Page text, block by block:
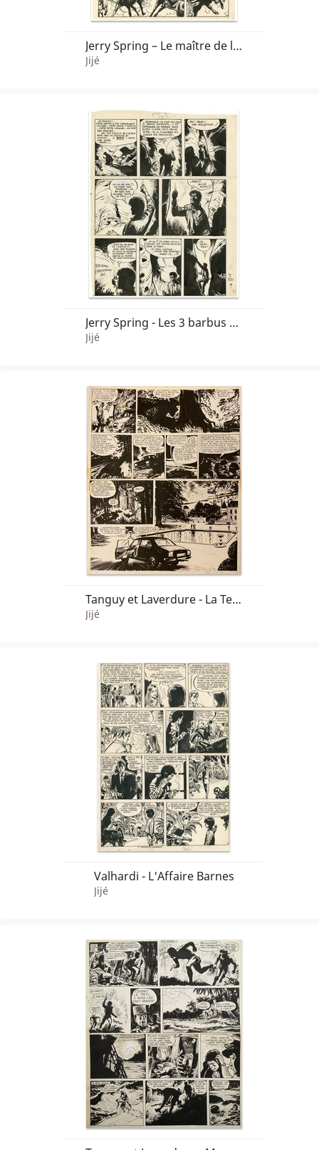
Jerry Spring – Le maître de la Sierra – Planche 26
Jijé
Jerry Spring - Les 3 barbus de Sonoyta (t.8 pl. 19)
Jijé
Tanguy et Laverdure - La Terreur Vient du Ciel
Jijé
Valhardi - L'Affaire Barnes
Jijé